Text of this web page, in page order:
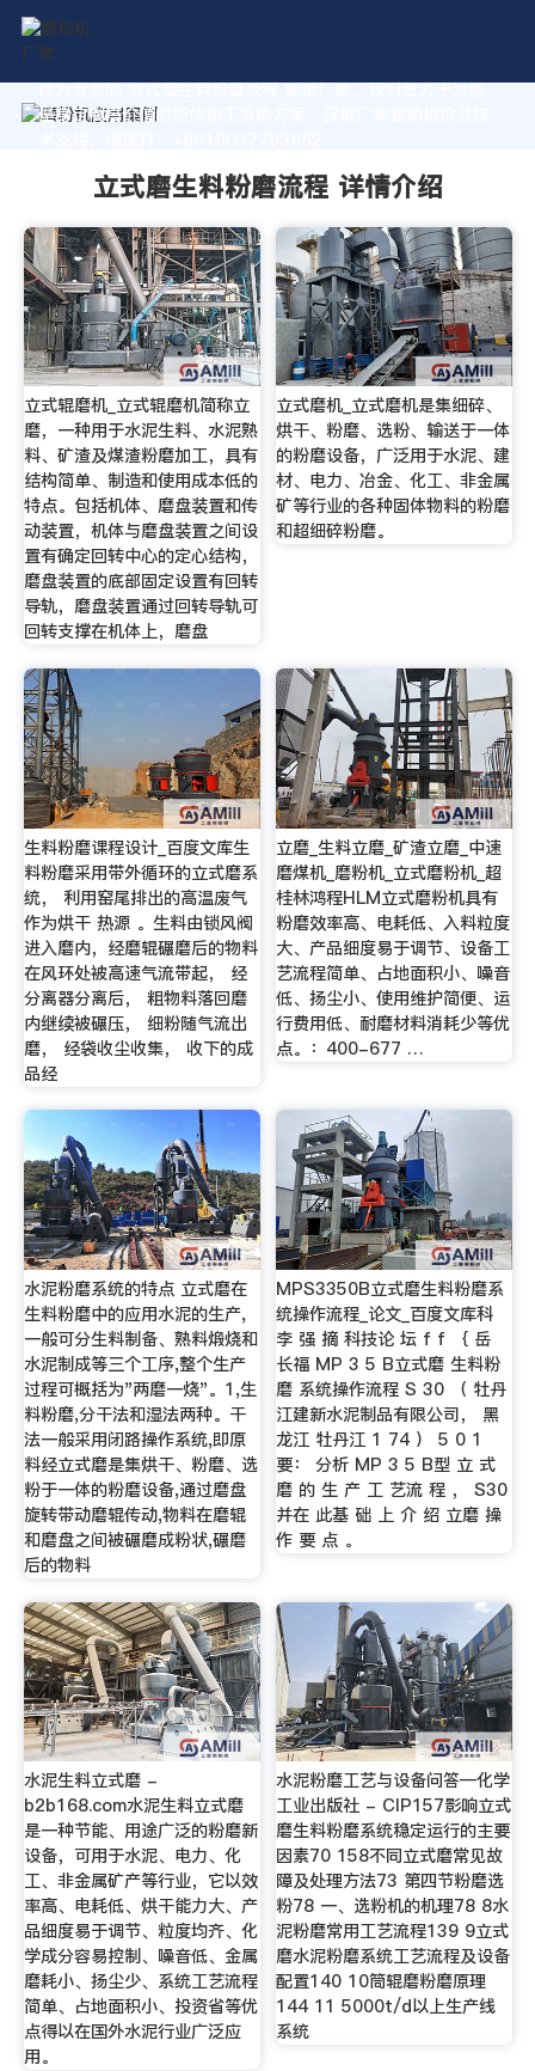
作为专业的 立式磨生料粉磨流程 制造厂家，我们致力于为您
量身定制高价值的粉体加工系统方案。获取厂家直销报价及技
立式磨生料粉磨流程 详情介绍
立式辊磨机_立式辊磨机简称立
磨，一种用于水泥生料、水泥熟
料、矿渣及煤渣粉磨加工，具有
结构简单、制造和使用成本低的
特点。包括机体、磨盘装置和传
动装置，机体与磨盘装置之间设
置有确定回转中心的定心结构，
磨盘装置的底部固定设置有回转
导轨，磨盘装置通过回转导轨可
回转支撑在机体上，磨盘
立式磨机_立式磨机是集细碎、
烘干、粉磨、选粉、输送于一体
的粉磨设备，广泛用于水泥、建
材、电力、冶金、化工、非金属
矿等行业的各种固体物料的粉磨
和超细碎粉磨。
生料粉磨课程设计_百度文库生
料粉磨采用带外循环的立式磨系
统， 利用窑尾排出的高温废气
作为烘干 热源 。生料由锁风阀
进入磨内，经磨辊碾磨后的物料
在风环处被高速气流带起， 经
分离器分离后， 粗物料落回磨
内继续被碾压， 细粉随气流出
磨， 经袋收尘收集， 收下的成
品经
立磨_生料立磨_矿渣立磨_中速
磨煤机_磨粉机_立式磨粉机_超
桂林鸿程HLM立式磨粉机具有
粉磨效率高、电耗低、入料粒度
大、产品细度易于调节、设备工
艺流程简单、占地面积小、噪音
低、扬尘小、使用维护简便、运
行费用低、耐磨材料消耗少等优
点。：400-677 …
水泥粉磨系统的特点 立式磨在
生料粉磨中的应用水泥的生产,
一般可分生料制备、熟料煅烧和
水泥制成等三个工序,整个生产
过程可概括为"两磨一烧"。1,生
料粉磨,分干法和湿法两种。干
法一般采用闭路操作系统,即原
料经立式磨是集烘干、粉磨、选
粉于一体的粉磨设备,通过磨盘
旋转带动磨辊传动,物料在磨辊
和磨盘之间被碾磨成粉状,碾磨
后的物料
MPS3350B立式磨生料粉磨系
统操作流程_论文_百度文库科
李 强 摘 科技论 坛 f f ｛ 岳
长福 MP 3 5 B立式磨 生料粉
磨 系统操作流程 S 30 （ 牡丹
江建新水泥制品有限公司， 黑
龙江 牡丹江 1 74 ） 5 0 1
要： 分析 MP 3 5 B型 立 式
磨 的 生 产 工 艺流 程 ， S30
并在 此基 础 上 介 绍 立磨 操
作 要 点 。
水泥生料立式磨 -
b2b168.com水泥生料立式磨
是一种节能、用途广泛的粉磨新
设备，可用于水泥、电力、化
工、非金属矿产等行业，它以效
率高、电耗低、烘干能力大、产
品细度易于调节、粒度均齐、化
学成分容易控制、噪音低、金属
磨耗小、扬尘少、系统工艺流程
简单、占地面积小、投资省等优
点得以在国外水泥行业广泛应
用。
水泥粉磨工艺与设备问答—化学
工业出版社 - CIP157影响立式
磨生料粉磨系统稳定运行的主要
因素70 158不同立式磨常见故
障及处理方法73 第四节粉磨选
粉78 一、选粉机的机理78 8水
泥粉磨常用工艺流程139 9立式
磨水泥粉磨系统工艺流程及设备
配置140 10筒辊磨粉磨原理
144 11 5000t/d以上生产线
系统